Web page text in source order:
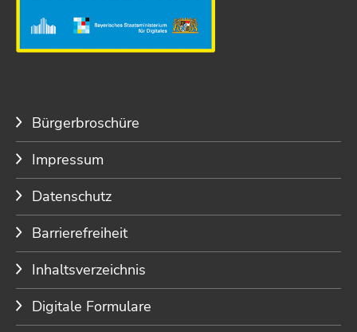
Bürgerbroschüre
Impressum
Datenschutz
Barrierefreiheit
Inhaltsverzeichnis
Digitale Formulare